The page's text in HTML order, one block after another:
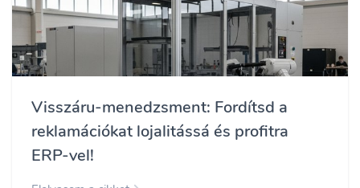
Visszáru-menedzsment: Fordítsd a
reklamációkat lojalitássá és profitra
ERP-vel!